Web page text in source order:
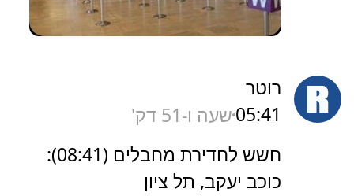
רוטר
05:41שעה ו-51 דק'
חשש לחדירת מחבלים (08:41):
כוכב יעקב, תל ציון